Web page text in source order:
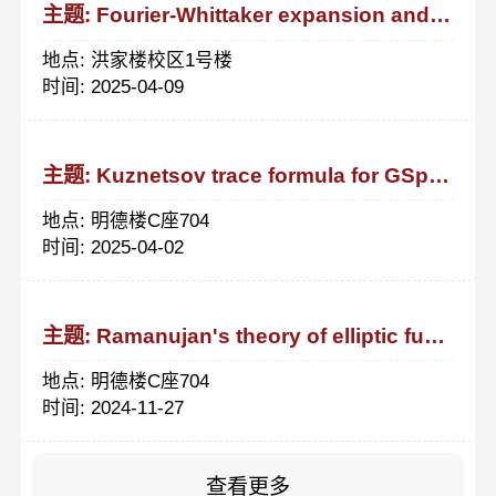
主题: Fourier-Whittaker expansion and the Epstein-type zeta-functions
地点: 洪家楼校区1号楼
时间: 2025-04-09
主题: Kuznetsov trace formula for GSp(4) and applications
地点: 明德楼C座704
时间: 2025-04-02
主题: Ramanujan's theory of elliptic functions to the cubic base
地点: 明德楼C座704
时间: 2024-11-27
查看更多